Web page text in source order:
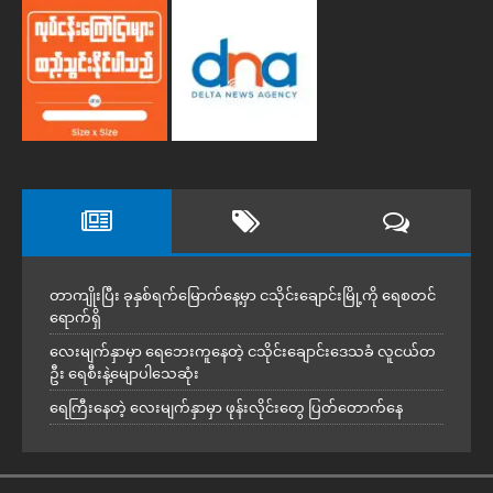
တာကျိုးပြီး ခုနှစ်ရက်မြောက်နေ့မှာ ငသိုင်းချောင်းမြို့ကို ရေစတင်
ရောက်ရှိ
လေးမျက်နှာမှာ ရေဘေးကူနေတဲ့ ငသိုင်းချောင်းဒေသခံ လူငယ်တ
ဦး ရေစီးနဲ့မျောပါသေဆုံး
ရေကြီးနေတဲ့ လေးမျက်နှာမှာ ဖုန်းလိုင်းတွေ ပြတ်တောက်နေ